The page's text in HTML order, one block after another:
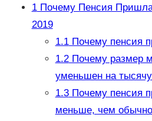
1Почему Пенсия
2019
1.1Почему пенсия
1.2Почему размер
уменьшен на
1.3Почему пенсия
меньше, чем обычно